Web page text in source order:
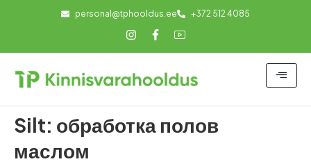
personal@tphooldus.ee +372 512 4085
Silt: обработка полов
маслом